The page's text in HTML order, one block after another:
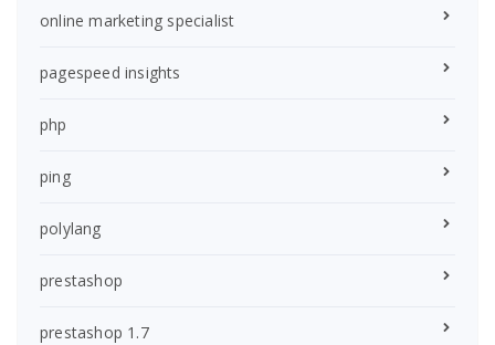
online marketing specialist
pagespeed insights
php
ping
polylang
prestashop
prestashop 1.7